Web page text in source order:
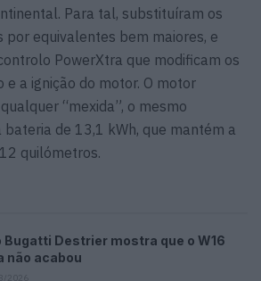
Para tal, substituíram os
equivalentes bem maiores, e
PowerXtra que modificam os
e a ignição do motor. O motor
“mexida”, o mesmo
de 13,1 kWh, que mantém a
quilómetros.
Bugatti Destrier mostra que o W16
não acabou